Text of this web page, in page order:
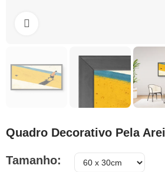
Quadro Decorativo Pela
Tamanho